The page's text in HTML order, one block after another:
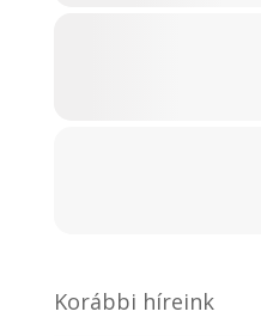
Korábbi híreink